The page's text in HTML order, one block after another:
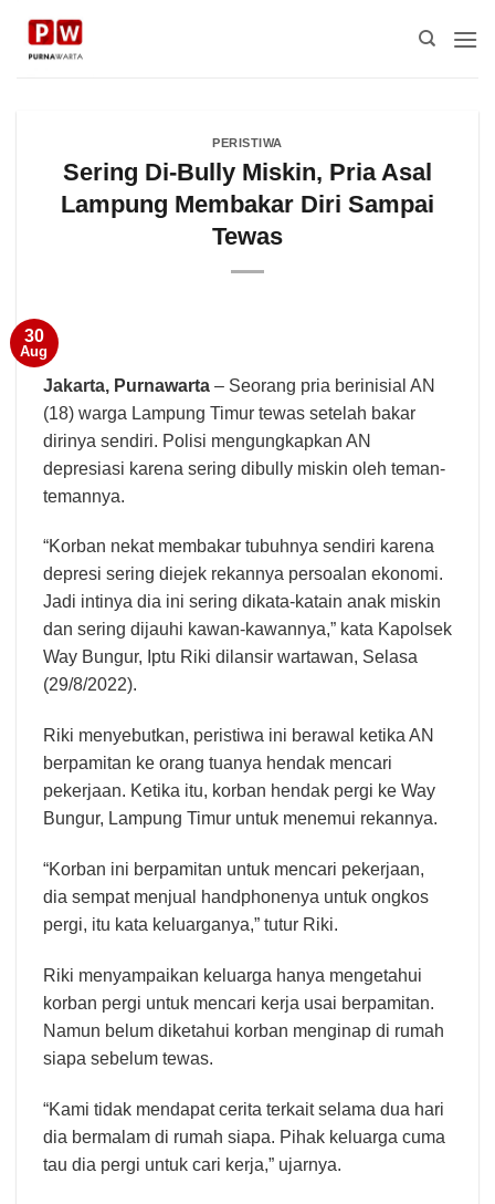
PERISTIWA
Sering Di-Bully Miskin, Pria Asal
Lampung Membakar Diri Sampai
Tewas
30
Aug
Jakarta, Purnawarta – Seorang pria berinisial AN
(18) warga Lampung Timur tewas setelah bakar
dirinya sendiri. Polisi mengungkapkan AN
depresiasi karena sering dibully miskin oleh teman-
temannya.
“Korban nekat membakar tubuhnya sendiri karena
depresi sering diejek rekannya persoalan ekonomi.
Jadi intinya dia ini sering dikata-katain anak miskin
dan sering dijauhi kawan-kawannya,” kata Kapolsek
Way Bungur, Iptu Riki dilansir wartawan, Selasa
(29/8/2022).
Riki menyebutkan, peristiwa ini berawal ketika AN
berpamitan ke orang tuanya hendak mencari
pekerjaan. Ketika itu, korban hendak pergi ke Way
Bungur, Lampung Timur untuk menemui rekannya.
“Korban ini berpamitan untuk mencari pekerjaan,
dia sempat menjual handphonenya untuk ongkos
pergi, itu kata keluarganya,” tutur Riki.
Riki menyampaikan keluarga hanya mengetahui
korban pergi untuk mencari kerja usai berpamitan.
Namun belum diketahui korban menginap di rumah
siapa sebelum tewas.
“Kami tidak mendapat cerita terkait selama dua hari
dia bermalam di rumah siapa. Pihak keluarga cuma
tau dia pergi untuk cari kerja,” ujarnya.